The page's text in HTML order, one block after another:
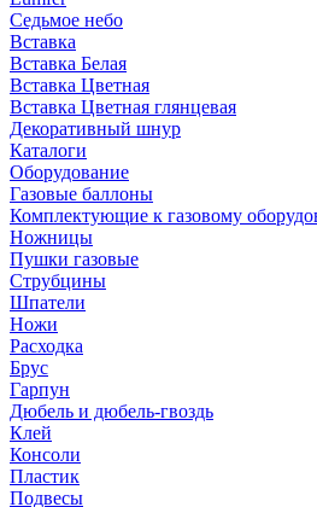
Седьмое небо
Вставка
Вставка Белая
Вставка Цветная
Вставка Цветная глянцевая
Декоративный шнур
Каталоги
Оборудование
Газовые баллоны
Комплектующие к газовому
Ножницы
Пушки газовые
Струбцины
Шпатели
Ножи
Расходка
Брус
Гарпун
Дюбель и дюбель-гвоздь
Клей
Консоли
Пластик
Подвесы